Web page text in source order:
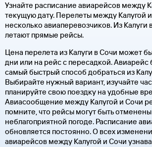
Узнайте расписание авиарейсов между
текущую дату. Перелеты между Калугой
несколько авиаперевозчиков. Из Калуги
летают прямые рейсы.
Цена перелета из Калуги в Сочи может
дни или на рейс с пересадкой. Авиарейс
самый быстрый способ добраться из
Выбирайте нужный вариант, изучайте
планируйте свою поездку на удобные
Авиасообщение между Калугой и Сочи
помните, что рейсы могут быть
неблагоприятной погоде. Расписание
обновляется постоянно. О всех
авиарейсов между Калугой и Сочи